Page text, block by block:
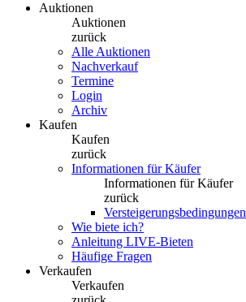
Auktionen
Auktionen
zurück
Alle Auktionen
Nachverkauf
Termine
Login
Archiv
Kaufen
Kaufen
zurück
Informationen für Käufer
Informationen für Käufer
zurück
Versteigerungsbedingungen
Wie biete ich?
Anleitung LIVE-Bieten
Häufige Fragen
Verkaufen
Verkaufen